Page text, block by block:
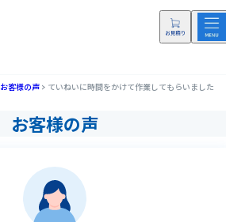
お客様の声 ていねいに時間をかけて作業してもらいました
お客様の声